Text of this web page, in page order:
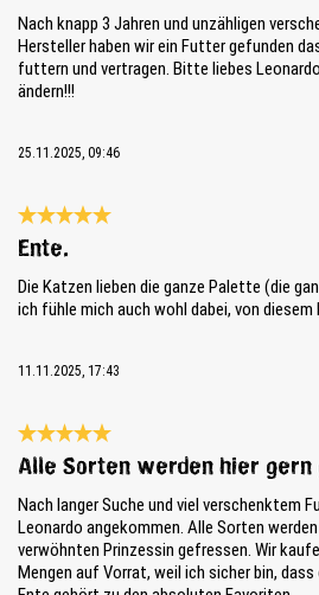
Nach knapp 3 Jahren und unzähligen
Hersteller haben wir ein Futter gefunden
futtern und vertragen. Bitte liebes
ändern!!!
25.11.2025, 09:46
Reseña con calificación de 5 de 5 estrellas
Ente.
Die Katzen lieben die ganze Palette (die
ich fühle mich auch wohl dabei, von diesem
11.11.2025, 17:43
Reseña con calificación de 5 de 5 estrellas
Alle Sorten werden hier
Nach langer Suche und viel verschenktem
Leonardo angekommen. Alle Sorten
verwöhnten Prinzessin gefressen. Wir
Mengen auf Vorrat, weil ich sicher bin,